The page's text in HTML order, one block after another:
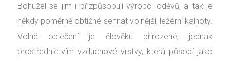
Bohužel se jim i přizpůsobují výrobci oděvů, a tak je
někdy poměrně obtížné sehnat volnější, ležérní kalhoty.
Volné oblečení je člověku přirozené, jednak
prostřednictvím vzduchové vrstvy, která působí jako